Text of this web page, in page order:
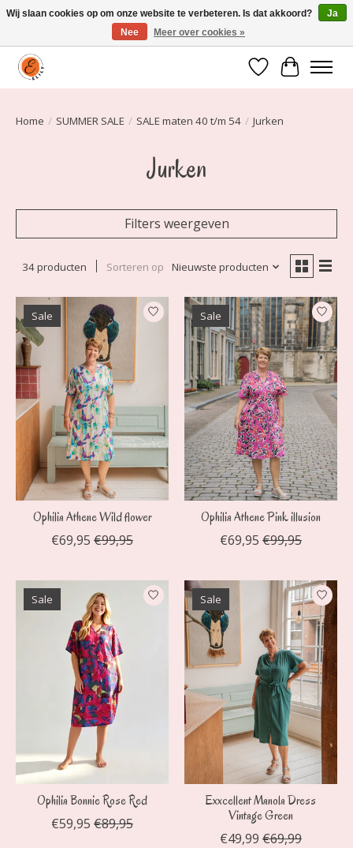
Elily is er om jou te laten stralen! Mode vanaf maat 34 t/m 54
Verlanglijst
Home / SUMMER SALE / SALE maten 40 t/m 54 / Jurken
Jurken
Filters weergeven
34 producten Sorteren op Nieuwste producten
Sale
Ophilia Athene Wild flower
€69,95 €99,95
Sale
Ophilia Athene Pink illusion
€69,95 €99,95
Sale
Ophilia Bonnie Rose Red
€59,95 €89,95
Sale
Exxcellent Manola Dress
Vintage Green
€49,99 €69,99
Wij slaan cookies op om onze website te verbeteren. Is dat akkoord?
Ja
Nee
Meer over cookies »